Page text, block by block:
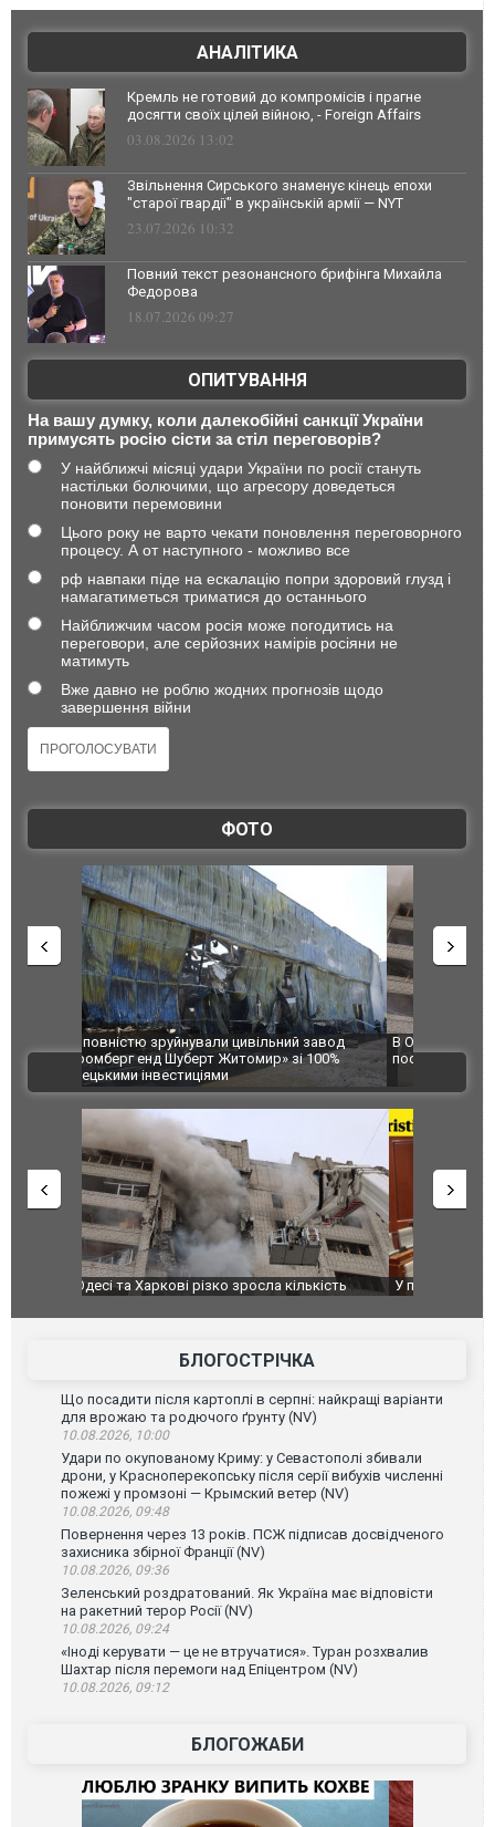
АНАЛІТИКА
Кремль не готовий до компромісів і прагне
досягти своїх цілей війною, - Foreign Affairs
03.08.2026 13:02
Звільнення Сирського знаменує кінець епохи
"старої гвардії" в українській армії — NYT
23.07.2026 10:32
Повний текст резонансного брифінга Михайла
Федорова
18.07.2026 09:27
ОПИТУВАННЯ
На вашу думку, коли далекобійні санкції України
примусять росію сісти за стіл переговорів?
У найближчі місяці удари України по росії стануть
настільки болючими, що агресору доведеться
поновити перемовини
Цього року не варто чекати поновлення переговорного
процесу. А от наступного - можливо все
рф навпаки піде на ескалацію попри здоровий глузд і
намагатиметься триматися до останнього
Найближчим часом росія може погодитись на
переговори, але серйозних намірів росіяни не
матимуть
Вже давно не роблю жодних прогнозів щодо
завершення війни
ФОТО
В Одесі та Харкові різко зросла кількість
постраждалих від обстрілу РФ
Ворог
двоє
після
ВІДЕО
У парламенті Косово прем'єра закидали яйцями
Приїхав
до
зіркового
БЛОГОСТРІЧКА
Що посадити після картоплі в серпні: найкращі варіанти
для врожаю та родючого ґрунту (NV)
10.08.2026, 10:00
Удари по окупованому Криму: у Севастополі збивали
дрони, у Красноперекопську після серії вибухів численні
пожежі у промзоні — Крымский ветер (NV)
10.08.2026, 09:48
Повернення через 13 років. ПСЖ підписав досвідченого
захисника збірної Франції (NV)
10.08.2026, 09:36
Зеленський роздратований. Як Україна має відповісти
на ракетний терор Росії (NV)
10.08.2026, 09:24
«Іноді керувати — це не втручатися». Туран розхвалив
Шахтар після перемоги над Епіцентром (NV)
10.08.2026, 09:12
БЛОГОЖАБИ